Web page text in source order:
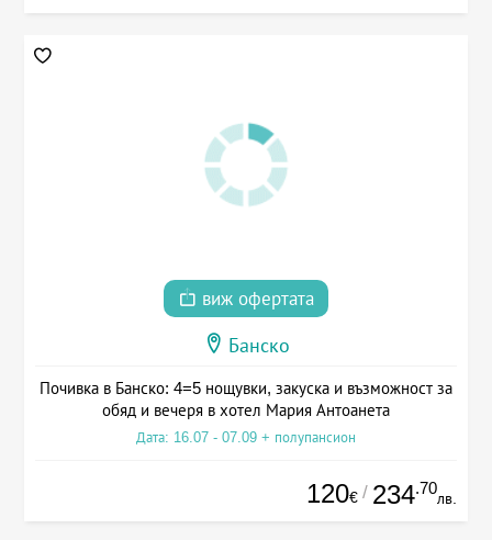
виж офертата
Банско
Почивка в Банско: 4=5 нощувки, закуска и възможност за
обяд и вечеря в хотел Мария Антоанета
Дата: 16.07 - 07.09 + полупансион
120€ / 234.70
лв.